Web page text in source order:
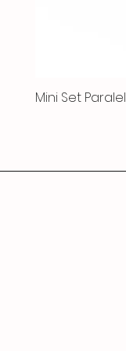
Mini Set Paralel